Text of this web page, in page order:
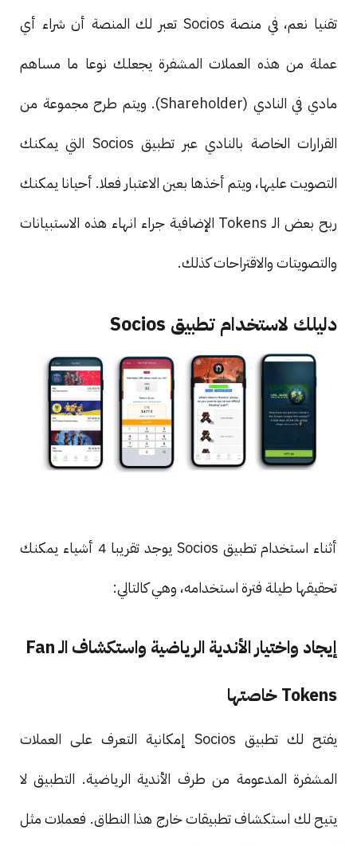
تقنيا نعم، في منصة Socios تعبر لك المنصة أن شراء أي
عملة من هذه العملات المشفرة يجعلك نوعا ما مساهم
مادي في النادي (Shareholder). ويتم طرح مجموعة من
القرارات الخاصة بالنادي عبر تطبيق Socios التي يمكنك
التصويت عليها، ويتم أخذها بعين الاعتبار فعلا. أحيانا يمكنك
ربح بعض الـ Tokens الإضافية جراء انهاء هذه الاستبيانات
والتصويتات والاقتراحات كذلك.
دليلك لاستخدام تطبيق Socios
أثناء استخدام تطبيق Socios يوجد تقريبا 4 أشياء يمكنك
تحقيقها طيلة فترة استخدامه، وهي كالتالي:
إيجاد واختيار الأندية الرياضية واستكشاف الـ Fan
Tokens خاصتها
يفتح لك تطبيق Socios إمكانية التعرف على العملات
المشفرة المدعومة من طرف الأندية الرياضية. التطبيق لا
يتيح لك استكشاف تطبيقات خارج هذا النطاق. فعملات مثل